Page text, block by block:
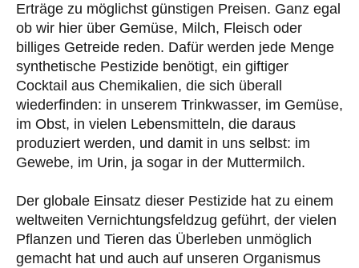
Erträge zu möglichst günstigen Preisen. Ganz egal
ob wir hier über Gemüse, Milch, Fleisch oder
billiges Getreide reden. Dafür werden jede Menge
synthetische Pestizide benötigt, ein giftiger
Cocktail aus Chemikalien, die sich überall
wiederfinden: in unserem Trinkwasser, im Gemüse,
im Obst, in vielen Lebensmitteln, die daraus
produziert werden, und damit in uns selbst: im
Gewebe, im Urin, ja sogar in der Muttermilch.
Der globale Einsatz dieser Pestizide hat zu einem
weltweiten Vernichtungsfeldzug geführt, der vielen
Pflanzen und Tieren das Überleben unmöglich
gemacht hat und auch auf unseren Organismus